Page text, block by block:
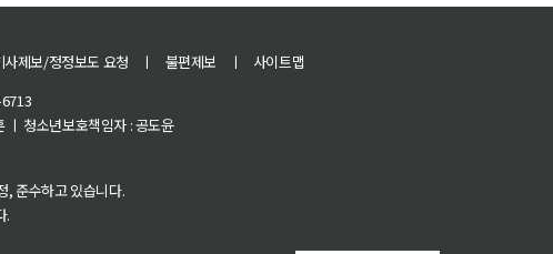
사제보/정정보도 요청 ㅣ 불편제보 ㅣ
사이트맵
ㅣ 청소년보호책임자 : 공도윤
, 준수하고 있습니다.
.